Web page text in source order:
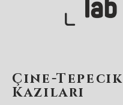
Çine-Tepecik
Kazıları